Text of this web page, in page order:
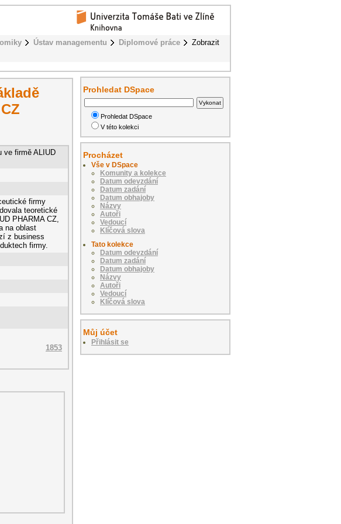
Ústav managementu Diplomové práce
Zobrazit
ve firmě ALIUD
firmy
teoretické
PHARMA CZ,
na oblast
z business
firmy.
1853
Prohledat DSpace
Prohledat DSpace
V této kolekci
Procházet
Vše v DSpace
Komunity a kolekce
Datum odevzdání
Datum zadání
Datum obhajoby
Názvy
Autoři
Vedoucí
Klíčová slova
Tato kolekce
Datum odevzdání
Datum zadání
Datum obhajoby
Názvy
Autoři
Vedoucí
Klíčová slova
Můj účet
Přihlásit se